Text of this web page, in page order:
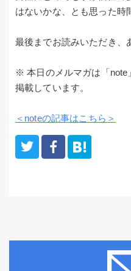
はないかな、とも思った時
最後までお読みいただき、
※ 本日のメルマガは「note
掲載しています。
＜noteの記事はこちら＞